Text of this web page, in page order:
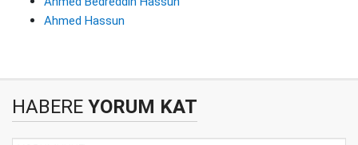
Ahmed Hassun
HABERE YORUM KAT